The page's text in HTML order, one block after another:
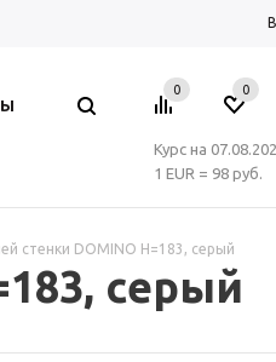
0 0
Курс на
1 EUR = 98 руб.
стенки DOMINO H=183, серый
серый